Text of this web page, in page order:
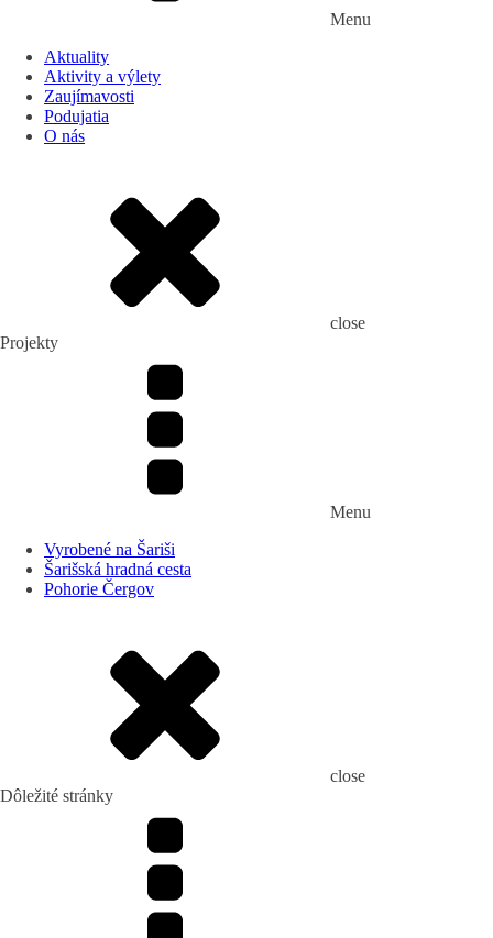
Menu
Aktuality
Aktivity a výlety
Zaujímavosti
Podujatia
O nás
close
Projekty
Menu
Vyrobené na Šariši
Šarišská hradná cesta
Pohorie Čergov
close
Dôležité stránky